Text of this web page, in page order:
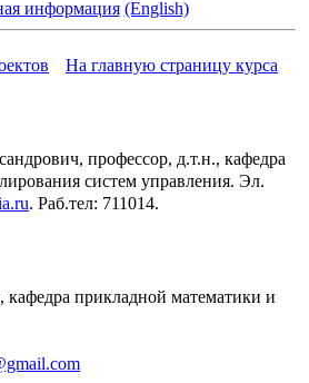
информация (English)
На главную страницу курса
профессор, д.т.н., кафедра
систем управления. Эл.
. Раб.тел: 711014.
прикладной математики и